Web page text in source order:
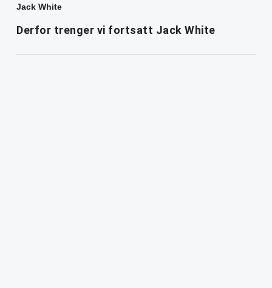
Jack White
Derfor trenger vi fortsatt Jack White